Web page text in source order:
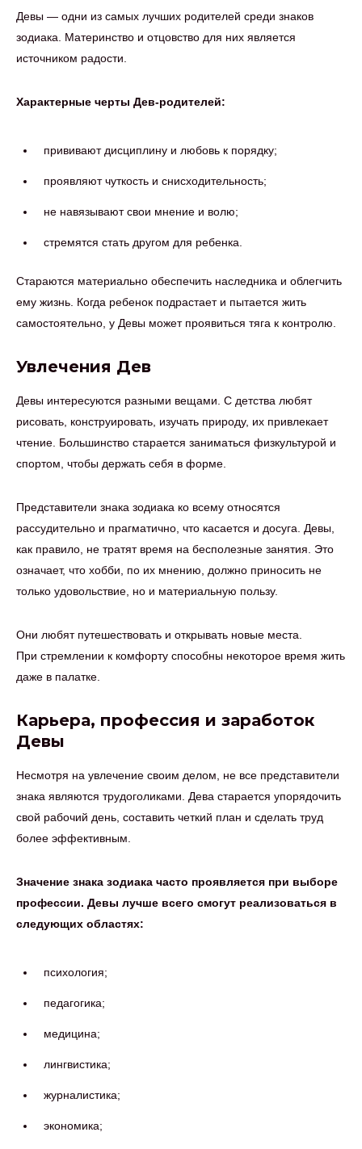
Девы — одни из самых лучших родителей среди знаков
зодиака. Материнство и отцовство для них является
источником радости.
Характерные черты Дев-родителей:
прививают дисциплину и любовь к порядку;
проявляют чуткость и снисходительность;
не навязывают свои мнение и волю;
стремятся стать другом для ребенка.
Стараются материально обеспечить наследника и облегчить
ему жизнь. Когда ребенок подрастает и пытается жить
самостоятельно, у Девы может проявиться тяга к контролю.
Увлечения Дев
Девы интересуются разными вещами. С детства любят
рисовать, конструировать, изучать природу, их привлекает
чтение. Большинство старается заниматься физкультурой и
спортом, чтобы держать себя в форме.
Представители знака зодиака ко всему относятся
рассудительно и прагматично, что касается и досуга. Девы,
как правило, не тратят время на бесполезные занятия. Это
означает, что хобби, по их мнению, должно приносить не
только удовольствие, но и материальную пользу.
Они любят путешествовать и открывать новые места.
При стремлении к комфорту способны некоторое время жить
даже в палатке.
Карьера, профессия и заработок
Девы
Несмотря на увлечение своим делом, не все представители
знака являются трудоголиками. Дева старается упорядочить
свой рабочий день, составить четкий план и сделать труд
более эффективным.
Значение знака зодиака часто проявляется при выборе
профессии. Девы лучше всего смогут реализоваться в
следующих областях:
психология;
педагогика;
медицина;
лингвистика;
журналистика;
экономика;